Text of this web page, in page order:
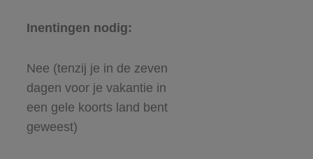
Inentingen nodig:
Nee (tenzij je in de zeven
dagen voor je vakantie in
een gele koorts land bent
geweest)